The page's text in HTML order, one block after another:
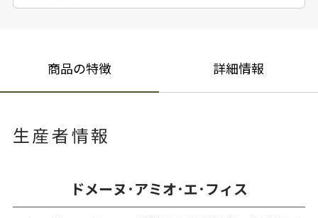
商品の特徴 詳細情報
生産者情報
ドメーヌ･アミオ･エ･フィス